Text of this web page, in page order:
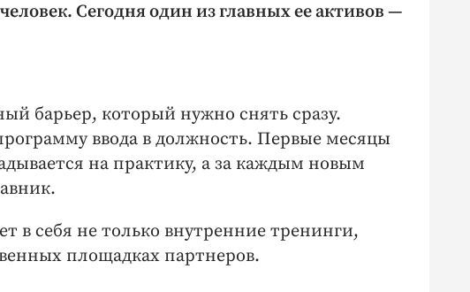
Сегодня один из главных ее активов —
барьер, который нужно снять сразу.
ввода в должность. Первые месяцы
на практику, а за каждым новым
в себя не только внутренние тренинги,
площадках партнеров.